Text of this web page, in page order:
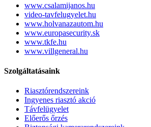
www.csalamijanos.hu
video-tavfelugyelet.hu
www.holvanazautom.hu
www.europasecurity.sk
www.tkfe.hu
www.villgeneral.hu
Szolgáltatásaink
Riasztórendszereink
Ingyenes riasztó akció
Távfelügyelet
Előerős őrzés